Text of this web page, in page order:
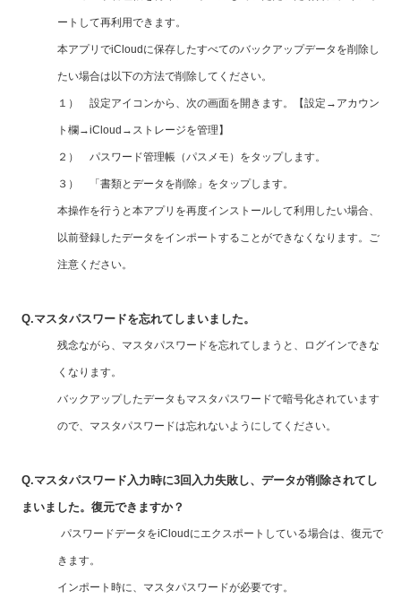
ートして再利用できます。
本アプリでiCloudに保存したすべてのバックアップデータを削除し
たい場合は以下の方法で削除してください。
１） 設定アイコンから、次の画面を開きます。【設定→アカウン
ト欄→iCloud→ストレージを管理】
２） パスワード管理帳（パスメモ）をタップします。
３） 「書類とデータを削除」をタップします。
本操作を行うと本アプリを再度インストールして利用したい場合、
以前登録したデータをインポートすることができなくなります。ご
注意ください。
Q.マスタパスワードを忘れてしまいました。
残念ながら、マスタパスワードを忘れてしまうと、ログインできな
くなります。
バックアップしたデータもマスタパスワードで暗号化されています
ので、マスタパスワードは忘れないようにしてください。
Q.マスタパスワード入力時に3回入力失敗し、データが削除されてし
まいました。復元できますか？
パスワードデータをiCloudにエクスポートしている場合は、復元で
きます。
インポート時に、マスタパスワードが必要です。